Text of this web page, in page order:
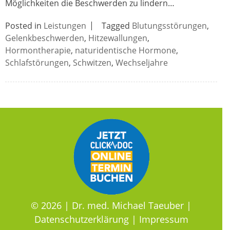
Möglichkeiten die Beschwerden zu lindern…
Posted in Leistungen Tagged Blutungsstörungen,
Gelenkbeschwerden, Hitzewallungen,
Hormontherapie, naturidentische Hormone,
Schlafstörungen, Schwitzen, Wechseljahre
© 2026 | Dr. med. Michael Taeuber |
Datenschutzerklärung | Impressum
116 117.